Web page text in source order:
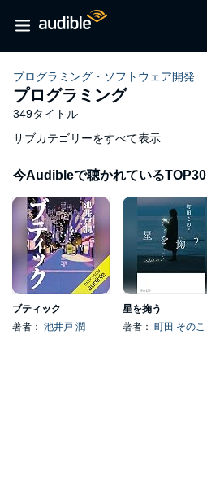
プログラミング・ソフトウェア開発
プログラミング
349タイトル
サブカテゴリーをすべて表示
今Audibleで聴かれているTOP30
ブティック
著者： 池井戸 潤
星を掬う
著者： 町田 そのこ